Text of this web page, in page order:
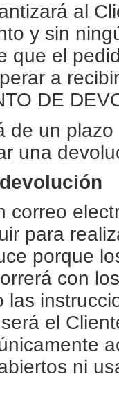
al
y sin
que el
a
DE
de un
una
correo
para
porque
con
las
el
ni